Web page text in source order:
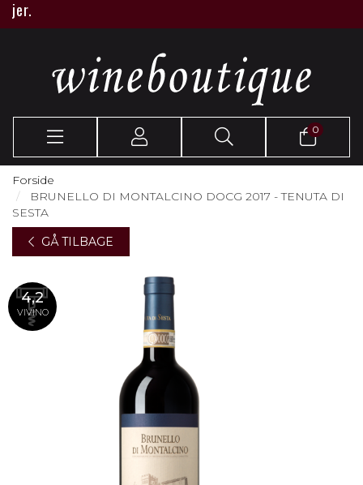
0
Forside
BRUNELLO DI MONTALCINO DOCG 2017 - TENUTA DI
SESTA
GÅ TILBAGE
4,2
VIVINO